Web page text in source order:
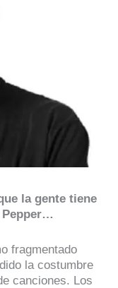
la gente tiene
Pepper…
fragmentado
la costumbre
canciones. Los